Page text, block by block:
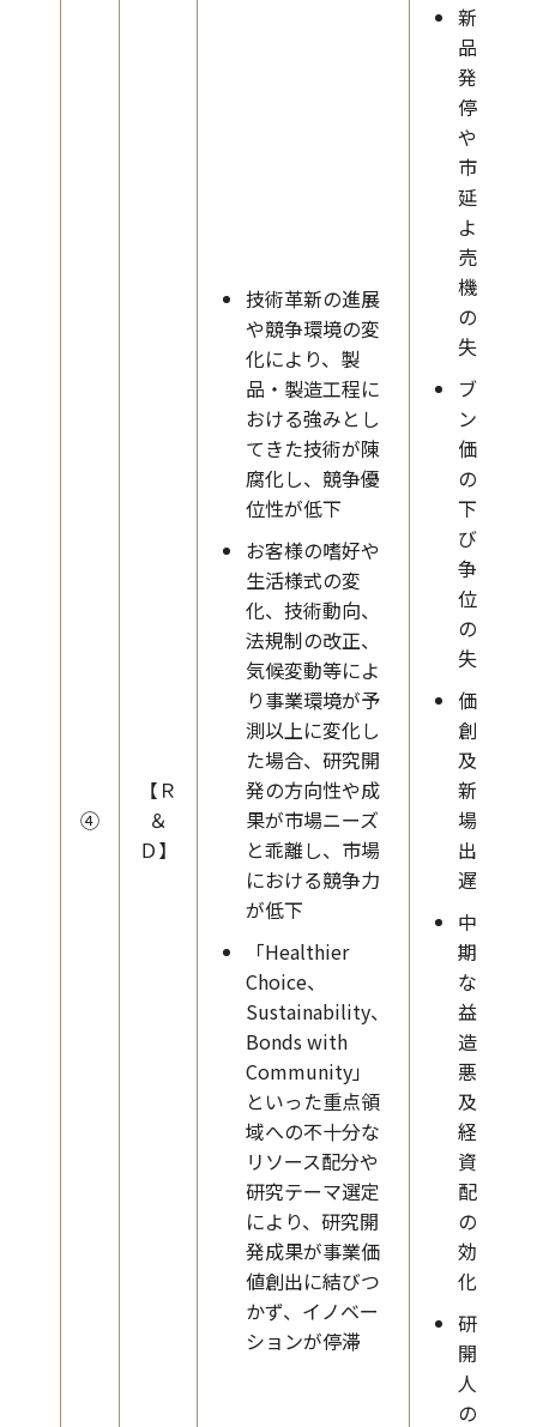
④
【Ｒ
＆
Ｄ】
技術革新の進展
や競争環境の変
化により、製
品・製造工程に
おける強みとし
てきた技術が陳
腐化し、競争優
位性が低下
お客様の嗜好や
生活様式の変
化、技術動向、
法規制の改正、
気候変動等によ
り事業環境が予
測以上に変化し
た場合、研究開
発の方向性や成
果が市場ニーズ
と乖離し、市場
における競争力
が低下
「Healthier
Choice、
Sustainability、
Bonds with
Community」
といった重点領
域への不十分な
リソース配分や
研究テーマ選定
により、研究開
発成果が事業価
値創出に結びつ
かず、イノベー
ションが停滞
新商
品開
発の
停滞
や上
市遅
延に
よる
売上
機会
の逸
失
ブラ
ンド
価値
の低
下及
び競
争優
位性
の喪
失
価値
創造
及び
新市
場創
出の
遅延
中長
期的
な収
益構
造の
悪化
及び
経営
資源
配分
の非
効率
化
研究
開発
人財
の流